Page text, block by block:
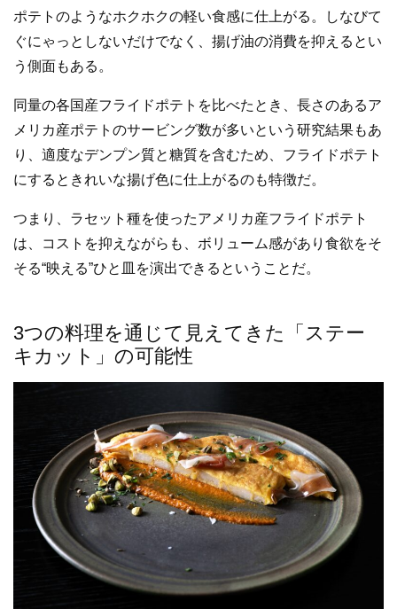
ポテトのようなホクホクの軽い食感に仕上がる。しなびて
ぐにゃっとしないだけでなく、揚げ油の消費を抑えるとい
う側面もある。
同量の各国産フライドポテトを比べたとき、長さのあるア
メリカ産ポテトのサービング数が多いという研究結果もあ
り、適度なデンプン質と糖質を含むため、フライドポテト
にするときれいな揚げ色に仕上がるのも特徴だ。
つまり、ラセット種を使ったアメリカ産フライドポテト
は、コストを抑えながらも、ボリューム感があり食欲をそ
そる“映える”ひと皿を演出できるということだ。
3つの料理を通じて見えてきた「ステー
キカット」の可能性